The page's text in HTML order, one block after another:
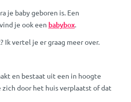
je baby geboren is. Een
je ook een babybox.
Ik vertel je er graag meer over.
en bestaat uit een in hoogte
door het huis verplaatst of dat